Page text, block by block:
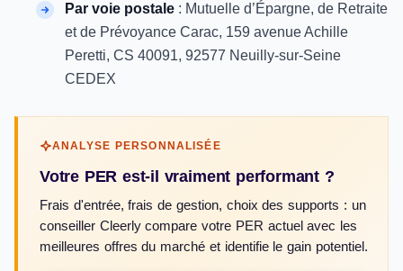
Par voie postale : Mutuelle d’Épargne, de Retraite
et de Prévoyance Carac, 159 avenue Achille
Peretti, CS 40091, 92577 Neuilly-sur-Seine
CEDEX
ANALYSE PERSONNALISÉE
Votre PER est-il vraiment performant ?
Frais d'entrée, frais de gestion, choix des supports : un
conseiller Cleerly compare votre PER actuel avec les
meilleures offres du marché et identifie le gain potentiel.